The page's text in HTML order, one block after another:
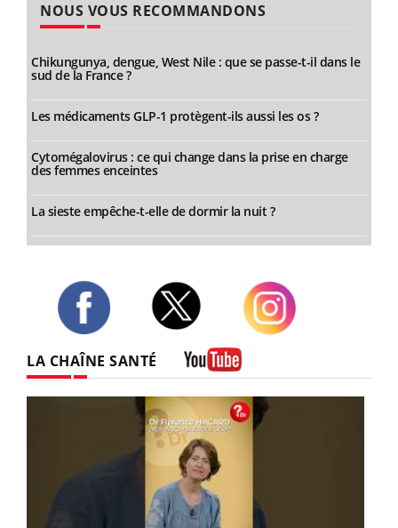
NOUS VOUS RECOMMANDONS
Chikungunya, dengue, West Nile : que se passe-t-il dans le
sud de la France ?
Les médicaments GLP-1 protègent-ils aussi les os ?
Cytomégalovirus : ce qui change dans la prise en charge
des femmes enceintes
La sieste empêche-t-elle de dormir la nuit ?
LA CHAÎNE SANTÉ